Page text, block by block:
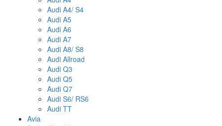
Audi A4/ S4
Audi A5
Audi A6
Audi A7
Audi A8/ S8
Audi Allroad
Audi Q3
Audi Q5
Audi Q7
Audi S6/ RS6
Audi TT
Avia